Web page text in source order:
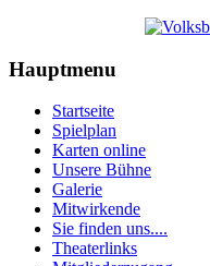
Hauptmenu
Startseite
Spielplan
Karten online
Unsere Bühne
Galerie
Mitwirkende
Sie finden uns....
Theaterlinks